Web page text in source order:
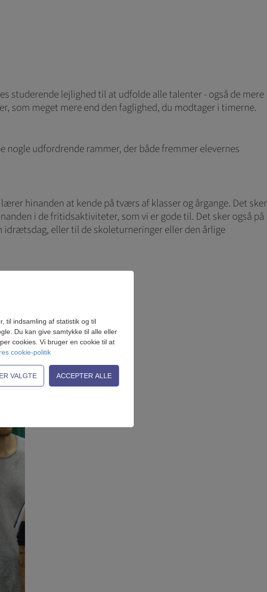
studerende lejlighed til at udfolde alle talenter - også de mere
som meget mere end den faglighed, du modtager i timerne.
nogle udfordrende rammer, der både fremmer elevernes
hinanden at kende på tværs af klasser og årgange. Det sker
i de fritidsaktiviteter, som vi er gode til. Det sker også på
idrætsdag, eller til de skoleturneringer eller den årlige
til indsamling af statistik og til
Du kan give samtykke til alle eller
cookies. Vi bruger en cookie til at
cookie-politik
fx navigation, adgangskontrol
en hjemmeside. Fx ved at
på tværs af flere hjemmesider og
indholdet på en hjemmeside -
på tværs af flere hjemmesider og
annoncer, når denne færdes